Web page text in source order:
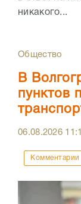
никакого...
Общество
В
пунктов
06.08.2026
Комментарии